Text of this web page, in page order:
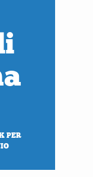
PER